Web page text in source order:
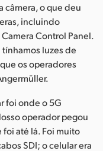
câmera, o que deu
incluindo
Control Panel.
luzes de
os operadores
foi onde o 5G
operador pegou
foi até lá. Foi muito
SDI; o celular era